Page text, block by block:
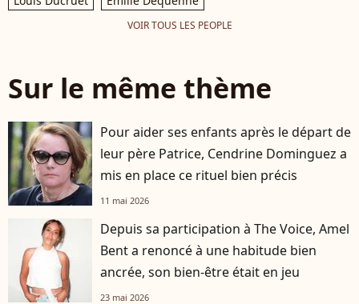
VOIR TOUS LES PEOPLE
Sur le même thème
Pour aider ses enfants après le départ de
leur père Patrice, Cendrine Dominguez a
mis en place ce rituel bien précis
11 mai 2026
Depuis sa participation à The Voice, Amel
Bent a renoncé à une habitude bien
ancrée, son bien-être était en jeu
23 mai 2026